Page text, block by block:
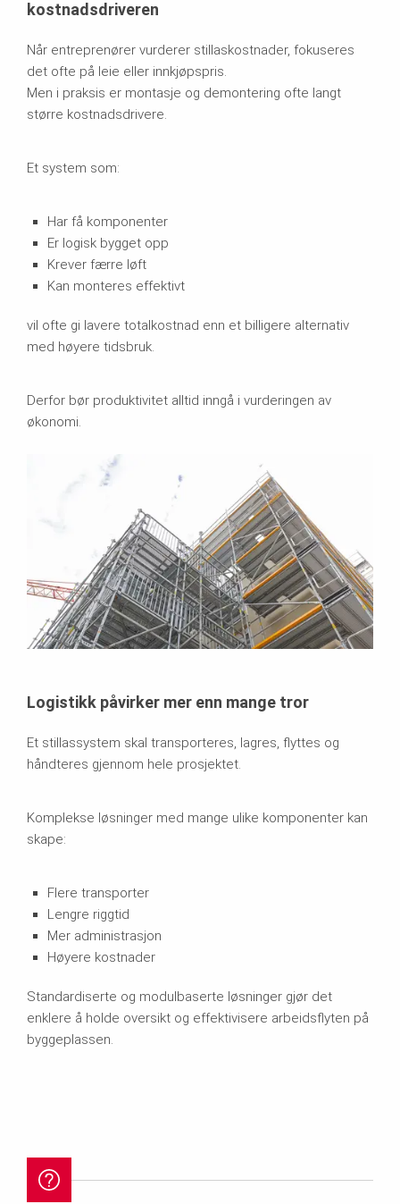
kostnadsdriveren
Når entreprenører vurderer stillaskostnader, fokuseres
det ofte på leie eller innkjøpspris.
Men i praksis er montasje og demontering ofte langt
større kostnadsdrivere.
Et system som:
Har få komponenter
Er logisk bygget opp
Krever færre løft
Kan monteres effektivt
vil ofte gi lavere totalkostnad enn et billigere alternativ
med høyere tidsbruk.
Derfor bør produktivitet alltid inngå i vurderingen av
økonomi.
Logistikk påvirker mer enn mange tror
Et stillassystem skal transporteres, lagres, flyttes og
håndteres gjennom hele prosjektet.
Komplekse løsninger med mange ulike komponenter kan
skape:
Flere transporter
Lengre riggtid
Mer administrasjon
Høyere kostnader
Standardiserte og modulbaserte løsninger gjør det
enklere å holde oversikt og effektivisere arbeidsflyten på
byggeplassen.